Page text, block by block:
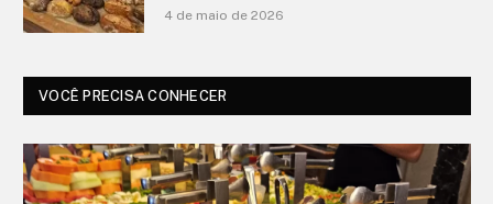
4 de maio de 2026
VOCÊ PRECISA CONHECER